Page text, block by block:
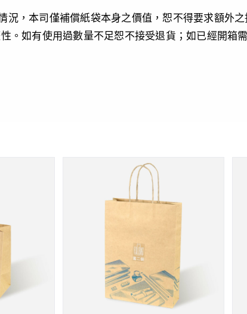
，本司僅補償紙袋本身之價值，恕不得要求額外之
如有使用過數量不足恕不接受退貨；如已經開箱